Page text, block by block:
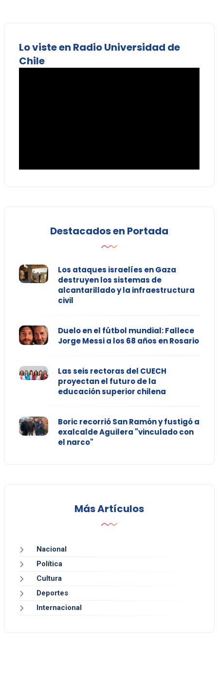
Lo viste en Radio Universidad de
Chile
Destacados en Portada
Los ataques israelíes en Gaza
destruyen los sistemas de
alcantarillado y la infraestructura
civil
Duelo en el fútbol mundial: Fallece
Jorge Messi a los 68 años en Rosario
Las seis rectoras del CUECH
proyectan el futuro de la
educación superior chilena
Boric recorrió San Ramón y fustigó a
exalcalde Aguilera "vinculado con
el narco"
Más Artículos
Nacional
Política
Cultura
Deportes
Internacional